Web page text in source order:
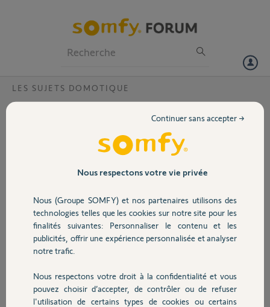
Volet
Sécurité
Domotique
Chauffage
LES SUJETS DOMOTIQUE
je viens d acheter une tahoma neuve et impossible de la configurer
message cette box est deja rattachee a un compte
pin 2023-1255-8457
cdlt patrick
Merci,
il y a environ 3 ans
Participer au fil de discussion
Nous respectons votre vie privée
Nous (Groupe SOMFY) et nos partenaires utilisons des
technologies telles que les cookies sur notre site pour les
finalités suivantes: Personnaliser le contenu et les
publicités, offrir une expérience personnalisée et analyser
notre trafic.
Nous respectons votre droit à la confidentialité et vous
pouvez choisir d’accepter, de contrôler ou de refuser
l'utilisation de certains types de cookies ou certains
Continuer sans accepter →